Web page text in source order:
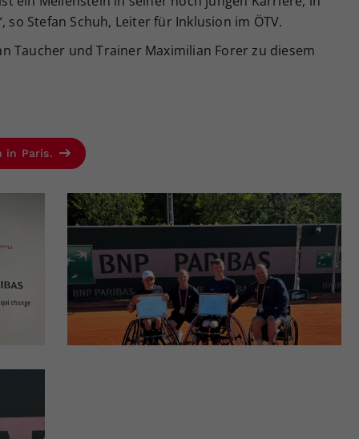
Stefan Schuh, Leiter für Inklusion im ÖTV.
Taucher und Trainer Maximilian Forer zu diesem
in Paris.